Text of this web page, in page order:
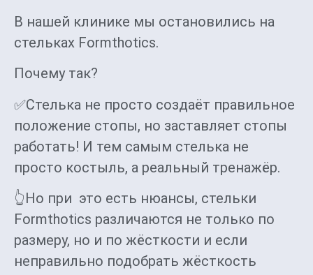
В нашей клинике мы остановились на
стельках Formthotics.
Почему так?
✅Стелька не просто создаёт правильное
положение стопы, но заставляет стопы
работать! И тем самым стелька не
просто костыль, а реальный тренажёр.
👆Но при это есть нюансы, стельки
Formthotics различаются не только по
размеру, но и по жёсткости и если
неправильно подобрать жёсткость